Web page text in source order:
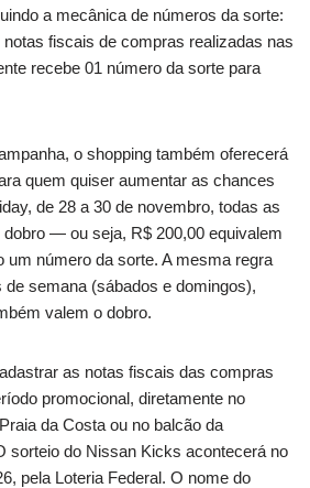
a mecânica de números da sorte:
notas fiscais de compras realizadas nas
recebe 01 número da sorte para
o shopping também oferecerá
quem quiser aumentar as chances
de 28 a 30 de novembro, todas as
— ou seja, R$ 200,00 equivalem
um número da sorte. A mesma regra
semana (sábados e domingos),
valem o dobro.
as notas fiscais das compras
promocional, diretamente no
da Costa ou no balcão da
sorteio do Nissan Kicks acontecerá no
pela Loteria Federal. O nome do